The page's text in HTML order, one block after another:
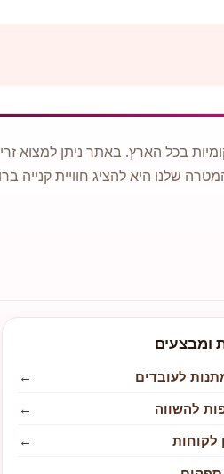
בכל הארץ. באתר ניתן למצוא
שלנו היא להציג חוויית קנייה
ומבצעים
לעובדים
←
להשווה
←
לקוחות
←